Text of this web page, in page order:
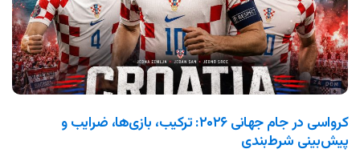
کرواسی در جام جهانی ۲۰۲۶: ترکیب، بازی‌ها، ضرایب و
پیش‌بینی شرط‌بندی